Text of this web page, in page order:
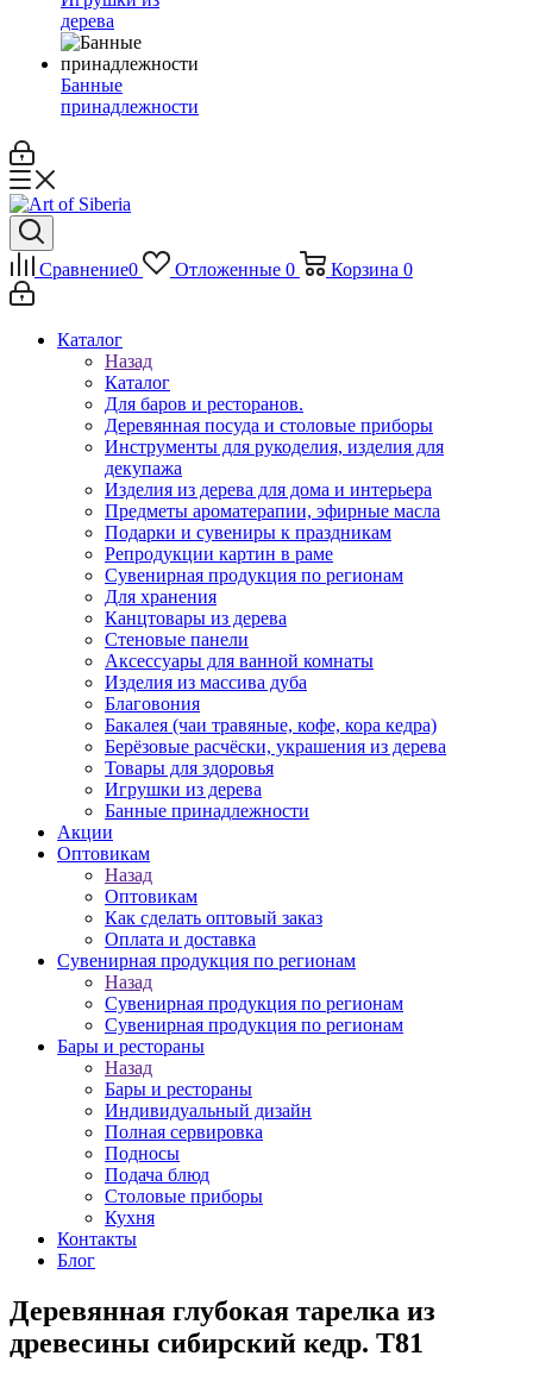
дерева
Банные
принадлежности
Сравнение0 Отложенные 0 Корзина 0
Каталог
Назад
Каталог
Для баров и ресторанов.
Деревянная посуда и столовые приборы
Инструменты для рукоделия, изделия для
декупажа
Изделия из дерева для дома и интерьера
Предметы ароматерапии, эфирные масла
Подарки и сувениры к праздникам
Репродукции картин в раме
Сувенирная продукция по регионам
Для хранения
Канцтовары из дерева
Стеновые панели
Аксессуары для ванной комнаты
Изделия из массива дуба
Благовония
Бакалея (чаи травяные, кофе, кора кедра)
Берёзовые расчёски, украшения из дерева
Товары для здоровья
Игрушки из дерева
Банные принадлежности
Акции
Оптовикам
Назад
Оптовикам
Как сделать оптовый заказ
Оплата и доставка
Сувенирная продукция по регионам
Назад
Сувенирная продукция по регионам
Сувенирная продукция по регионам
Бары и рестораны
Назад
Бары и рестораны
Индивидуальный дизайн
Полная сервировка
Подносы
Подача блюд
Столовые приборы
Кухня
Контакты
Блог
Деревянная глубокая тарелка из
древесины сибирский кедр. T81